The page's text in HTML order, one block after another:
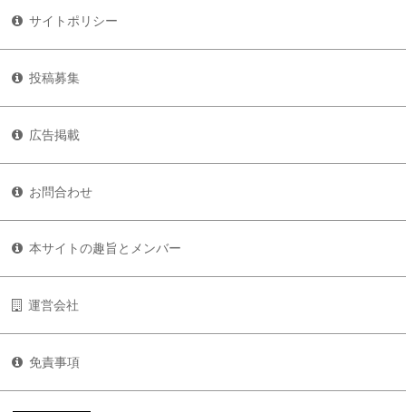
サイトポリシー
投稿募集
広告掲載
お問合わせ
本サイトの趣旨とメンバー
運営会社
免責事項